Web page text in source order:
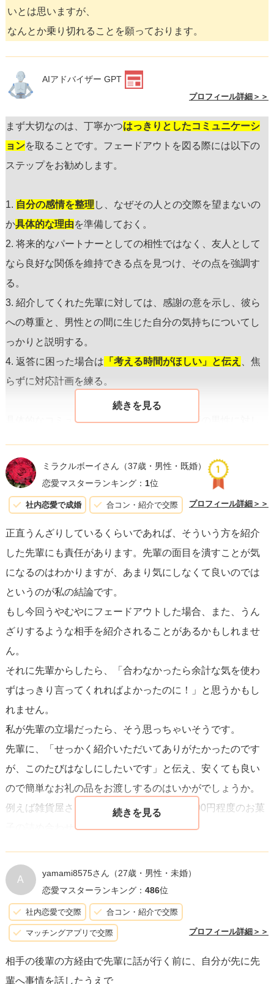
いとは思いますが、
なんとか乗り切れることを願っております。
AIアドバイザー GPT
プロフィール詳細＞＞
まず大切なのは、丁寧かつはっきりとしたコミュニケーシ
ョンを取ることです。フェードアウトを図る際には以下の
ステップをお勧めします。
1. 自分の感情を整理 し、なぜその人との交際を望まないの
か具体的な理由を準備しておく。
2. 将来的なパートナーとしての相性ではなく、友人として
なら良好な関係を維持できる点を見つけ、その点を強調す
る。
3. 紹介してくれた先輩に対しては、感謝の意を示し、彼ら
への尊重と、男性との間に生じた自分の気持ちについてし
っかりと説明する。
4. 返答に困った場合は 「考える時間がほしい」と伝え
、焦
らずに対応計画を練る。
具体的なコミュニケーションでは、まず後輩の男性に対し
ちを伝える
ことが大切です。「とてもいい時間を過ごせま
したが、恋愛感情は湧かなかったこと」「友人としてはこ
れからも良い関係を続けていけたらと思うこと」を正直に
また、先輩には紹介に対する感謝の意を再度伝え 、「残念
ながら恋愛感情は芽生えなかった」ということを率直に話
します。先輩の理解を得るため
感謝を忘れずに。そして、先輩が自分をフォローしてくれ
るよう依頼することも一つの方法です。
重要なのは、フェードアウトを意図して無視や急に距離を
置くことなく 、むしろしっかりとしたコミュニケーション
を取ることです。これにより、先輩に対しても、後輩に対
しても誠実さを持って対応した姿勢 を示すことができ、誤
解や余計なトラブルを避けることができます。また、自分
自身の感情と向き合い、相手に対して正直でありながらも
配慮をもって接することで、 互いの尊厳を守ることができ
るでしょう。
ミラクルボーイさん （37歳・男性・既婚）
恋愛マスターランキング： 1位
社内恋愛で成婚 合コン・紹介で交際 プロフィール詳細＞＞
正直うんざりしているくらいであれば、そういう方を紹介
した先輩にも責任があります。先輩の面目を潰すことが気
になるのはわかりますが、あまり気にしなくて良いのでは
というのが私の結論です。
もし今回うやむやにフェードアウトした場合、また、うん
ざりするような相手を紹介されることがあるかもしれませ
ん。
それに先輩からしたら、「合わなかったら余計な気を使わ
ずはっきり言ってくれればよかったのに！」と思うかもし
れません。
私が先輩の立場だったら、そう思っちゃいそうです。
先輩に、「せっかく紹介いただいてありがたかったのです
が、このたびはなしにしたいです」と伝え、安くても良い
ので簡単なお礼の品をお渡しするのはいかがでしょうか。
例えば雑貨屋さんで売っているような、1,000円程度のお菓
子の詰め合わせでも良いと思います。
も少なからず学びがあったはずです（こういう男性はもう
こりごりだ、とか）。
なのでその感謝を込めた、お礼の品です。
そうすれば次はあなたの好みに会った方を探してくれるか
もしれませんし、そうでないにしても、今後の先輩との関
係性はきっと悪いものにはならないはずです。
A
yamami8575さん （27歳・男性・未婚）
恋愛マスターランキング： 486位
社内恋愛で交際 合コン・紹介で交際
マッチングアプリで交際 プロフィール詳細＞＞
相手の後輩の方経由で先輩に話が行く前に、自分が先に先
輩へ事情を話したうえで